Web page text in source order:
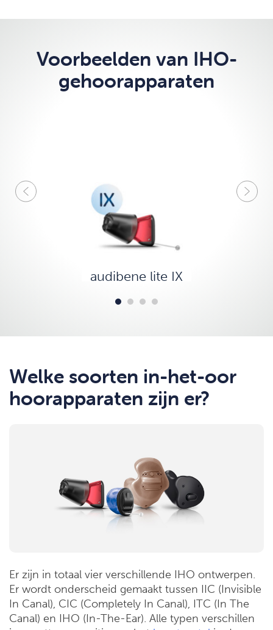
Voorbeelden van IHO-
gehoorapparaten
audibene lite IX
Welke soorten in-het-oor
hoorapparaten zijn er?
Er zijn in totaal vier verschillende IHO ontwerpen.
Er wordt onderscheid gemaakt tussen IIC (Invisible
In Canal), CIC (Completely In Canal), ITC (In The
Canal) en IHO (In-The-Ear). Alle typen verschillen